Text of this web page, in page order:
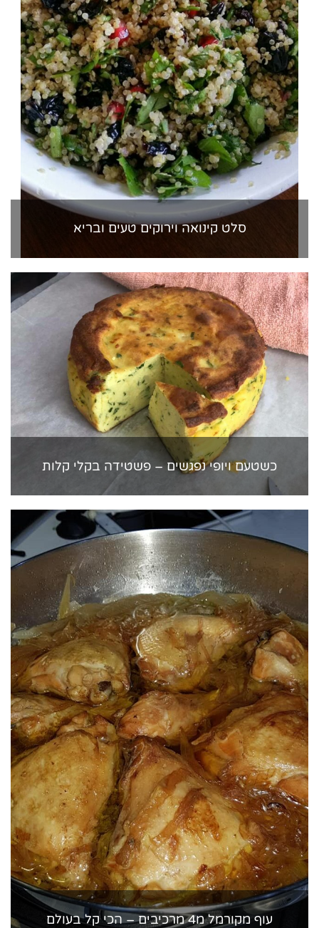
סלט קינואה וירוקים טעים ובריא
כשטעם ויופי נפגשים – פשטידה בקלי קלות
עוף מקורמל מ4 מרכיבים – הכי קל בעולם